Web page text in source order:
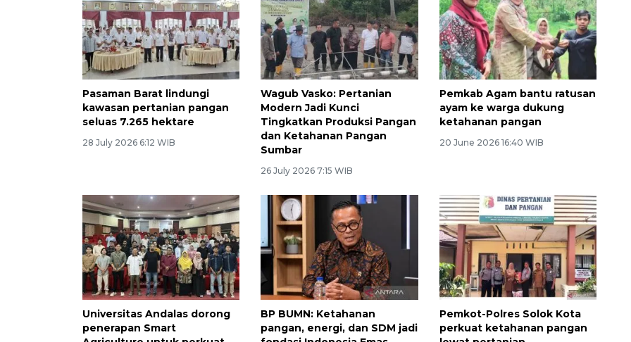
Pasaman Barat lindungi
kawasan pertanian pangan
seluas 7.265 hektare
28 July 2026 6:12 WIB
Wagub Vasko: Pertanian
Modern Jadi Kunci
Tingkatkan Produksi Pangan
dan Ketahanan Pangan
Sumbar
26 July 2026 7:15 WIB
Pemkab Agam bantu ratusan
ayam ke warga dukung
ketahanan pangan
20 June 2026 16:40 WIB
Universitas Andalas dorong
penerapan Smart
BP BUMN: Ketahanan
pangan, energi, dan SDM jadi
Pemkot-Polres Solok Kota
perkuat ketahanan pangan